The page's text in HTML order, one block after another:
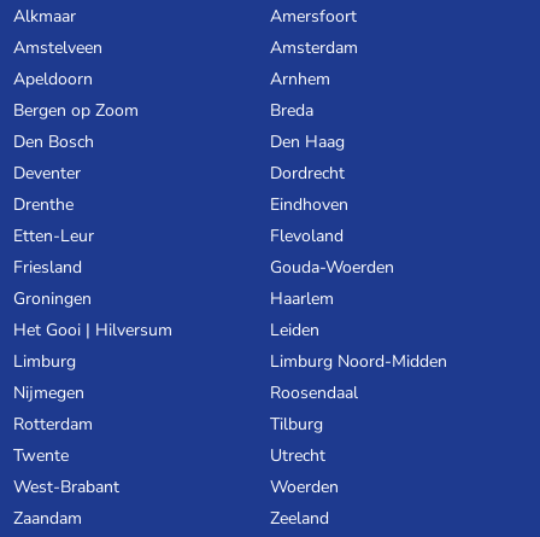
Alkmaar
Amersfoort
Amstelveen
Amsterdam
Apeldoorn
Arnhem
Bergen op Zoom
Breda
Den Bosch
Den Haag
Deventer
Dordrecht
Drenthe
Eindhoven
Etten-Leur
Flevoland
Friesland
Gouda-Woerden
Groningen
Haarlem
Het Gooi | Hilversum
Leiden
Limburg
Limburg Noord-Midden
Nijmegen
Roosendaal
Rotterdam
Tilburg
Twente
Utrecht
West-Brabant
Woerden
Zaandam
Zeeland